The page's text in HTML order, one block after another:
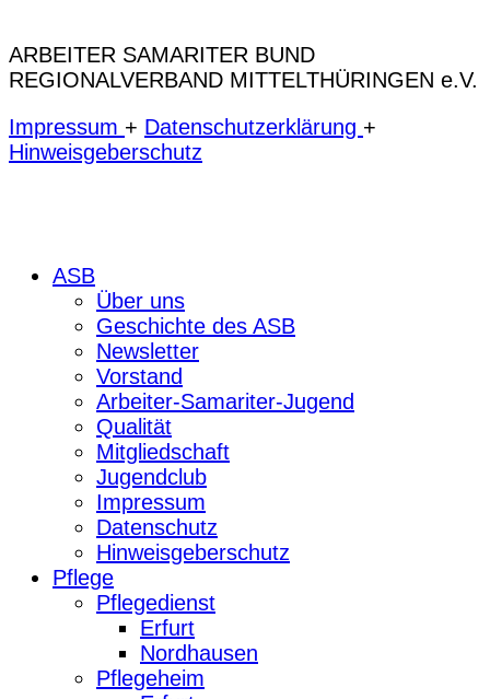
ARBEITER SAMARITER BUND
REGIONALVERBAND MITTELTHÜRINGEN e.V.
Impressum + Datenschutzerklärung +
Hinweisgeberschutz
ASB
Über uns
Geschichte des ASB
Newsletter
Vorstand
Arbeiter-Samariter-Jugend
Qualität
Mitgliedschaft
Jugendclub
Impressum
Datenschutz
Hinweisgeberschutz
Pflege
Pflegedienst
Erfurt
Nordhausen
Pflegeheim